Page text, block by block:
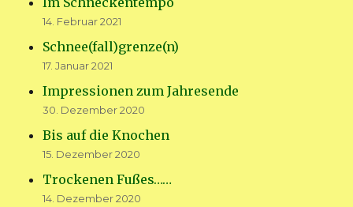
14. Februar 2021
Schnee(fall)grenze(n)
17. Januar 2021
Impressionen zum Jahresende
30. Dezember 2020
Bis auf die Knochen
15. Dezember 2020
Trockenen Fußes……
14. Dezember 2020